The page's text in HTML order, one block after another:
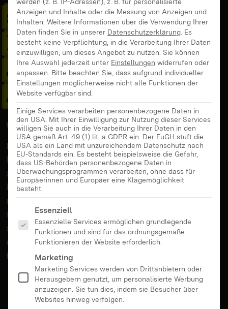
sicheres Posten in der
Kinder- und
Jugendarbeit und
Jugendsozialarbeit
Workshop
Der digitale Raum ist für Kinder und Jugendliche
heute ein selbstverständlicher Teil ihres Lebens –
als Ort der Kommunikation, der Information und
kreativen Entfaltung. Gleichzeitig entstehen hier
neue Risiken und Gefährdungslagen:
Cybermobbing, Grenzverletzungen und
sexualisierte Gewalt können junge Menschen
erheblich belasten und stellen Fachkräfte vor neue
Herausforderungen.
Anzeigen und Inhalte oder die Messung von Anzeigen und
Inhalten. Weitere Informationen über die Verwendung Ihrer
Daten finden Sie in unserer Datenschutzerklärung Es
besteht keine Verpflichtung, in die Verarbeitung Ihrer Daten
einzuwilligen, um dieses Angebot zu nutzen. Sie können
Ihre Auswahl jederzeit unter Einstellungen widerrufen oder
anpassen. Bitte beachten Sie, dass aufgrund individueller
Einstellungen möglicherweise nicht alle Funktionen der
Website verfügbar sind.
Einige Services verarbeiten personenbezogene Daten in
den USA. Mit Ihrer Einwilligung zur Nutzung dieser Services
willigen Sie auch in die Verarbeitung Ihrer Daten in den
USA gemäß Art. 49 (1) lit. a GDPR ein. Der EuGH stuft die
USA als ein Land mit unzureichendem Datenschutz nach
EU-Standards ein. Es besteht beispielsweise die Gefahr,
dass US-Behörden personenbezogene Daten in
Überwachungsprogrammen verarbeiten, ohne dass für
Europäerinnen und Europäer eine Klagemöglichkeit
besteht.
Es folgt eine Liste der Service-Gruppen, für die eine
Essenziell
Essenzielle Services ermöglichen grundlegende
Funktionen und sind für das ordnungsgemäße
Funktionieren der Website erforderlich.
Marketing
Marketing Services werden von Drittanbietern oder
Herausgebern genutzt, um personalisierte Werbung
anzuzeigen. Sie tun dies, indem sie Besucher über
Websites hinweg verfolgen.